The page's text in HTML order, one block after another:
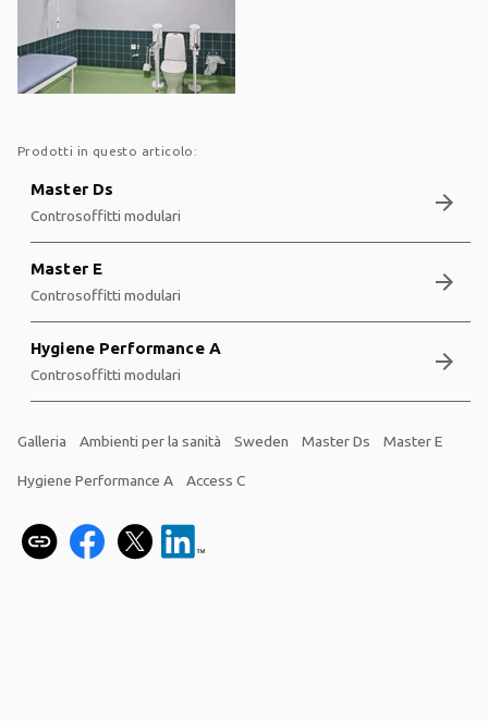
Prodotti in questo articolo:
Master Ds
Controsoffitti modulari arrow_forward
Master E
Controsoffitti modulari arrow_forward
Hygiene Performance A
Controsoffitti modulari arrow_forward
Galleria Ambienti per la sanità Sweden Master Ds Master E
Hygiene Performance A Access C